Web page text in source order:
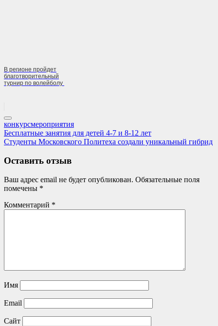
В регионе пройдет
благотворительный
турнир по волейболу
конкурсмероприятия
Навигация
по
записям
Previous
Post:
Бесплатные занятия для детей 4-7 и 8-12 лет
Next
Студенты Московского Политеха создали уникальный гибрид
Оставить отзыв
Ваш адрес email не будет опубликован. Обязательные поля
помечены *
Комментарий *
Имя
Email
Сайт